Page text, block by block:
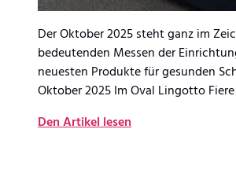
Der Oktober 2025 steht ganz im
bedeutenden Messen der
neuesten Produkte für gesunden
Oktober 2025 Im Oval Lingotto
Den Artikel lesen